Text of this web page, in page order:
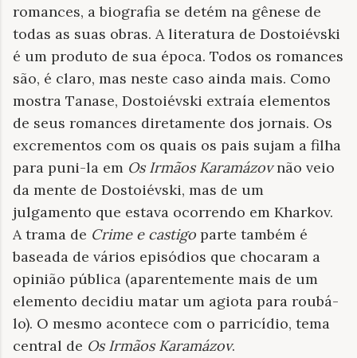
romances, a biografia se detém na gênese de
todas as suas obras. A literatura de Dostoiévski
é um produto de sua época. Todos os romances
são, é claro, mas neste caso ainda mais. Como
mostra Tanase, Dostoiévski extraía elementos
de seus romances diretamente dos jornais. Os
excrementos com os quais os pais sujam a filha
para puni-la em Os Irmãos Karamázovnão veio
da mente de Dostoiévski, mas de um
julgamento que estava ocorrendo em Kharkov.
A trama de Crime e castigo parte também é
baseada de vários episódios que chocaram a
opinião pública (aparentemente mais de um
elemento decidiu matar um agiota para roubá-
lo). O mesmo acontece com o parricídio, tema
central de Os Irmãos Karamázov.